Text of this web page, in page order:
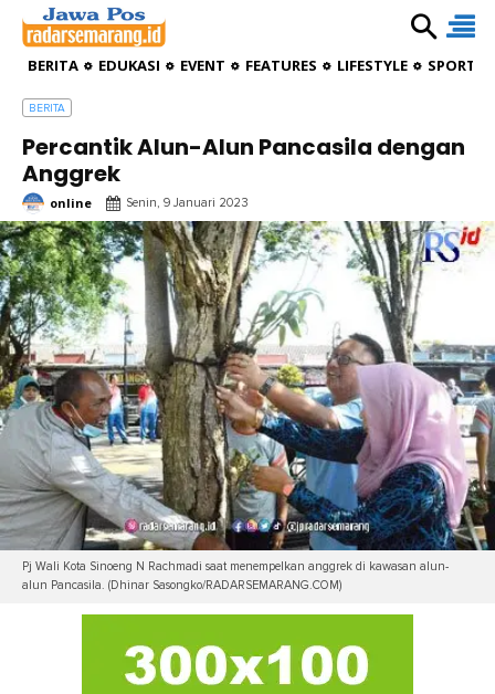
BERITA EDUKASI EVENT FEATURES LIFESTYLE
BERITA
Percantik Alun-Alun Pancasila dengan
Anggrek
online Senin, 9 Januari 2023
Pj Wali Kota Sinoeng N Rachmadi saat menempelkan anggrek di kawasan alun-
alun Pancasila. (Dhinar Sasongko/RADARSEMARANG.COM)